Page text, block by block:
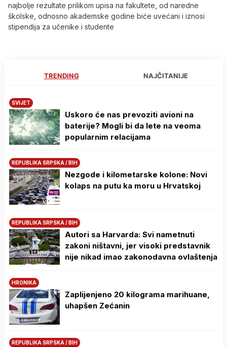
najbolje rezultate prilikom upisa na fakultete, od naredne
školske, odnosno akademske godine biće uvećani i iznosi
stipendija za učenike i studente
TRENDING NAJČITANIJE
SVIJET
Uskoro će nas prevoziti avioni na
baterije? Mogli bi da lete na veoma
popularnim relacijama
REPUBLIKA SRPSKA / BIH
Nezgode i kilometarske kolone: Novi
kolaps na putu ka moru u Hrvatskoj
REPUBLIKA SRPSKA / BIH
Autori sa Harvarda: Svi nametnuti
zakoni ništavni, jer visoki predstavnik
nije nikad imao zakonodavna ovlaštenja
HRONIKA
Zaplijenjeno 20 kilograma marihuane,
uhapšen Zećanin
REPUBLIKA SRPSKA / BIH